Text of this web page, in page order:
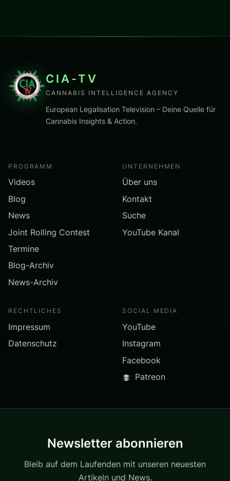
CIA-TV
CANNABIS INTELLIGENCE AGENCY
European Legalisation Television – Deine Quelle für
Cannabis Insights & Action.
PROGRAMM
Videos
Blog
News
Joint Rolling Contest
Termine
Blog-Archiv
News-Archiv
UNTERNEHMEN
Über uns
Kontakt
Suche
YouTube Kanal
RECHTLICHES
Impressum
Datenschutz
SOCIAL MEDIA
YouTube
Instagram
Facebook
Patreon
Newsletter abonnieren
Bleib auf dem Laufenden mit unseren neuesten
Artikeln und News.